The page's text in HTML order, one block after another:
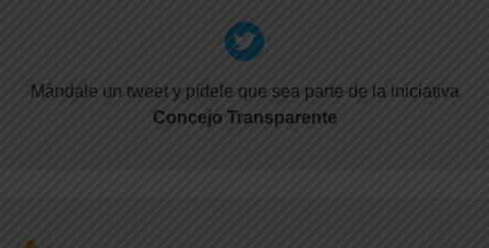
Mándale un tweet y pídele que sea parte de la iniciativa
Concejo Transparente